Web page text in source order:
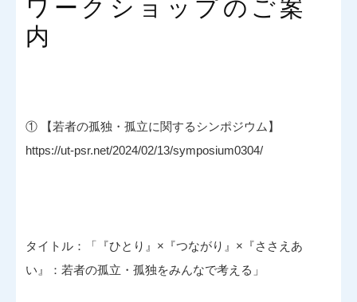
ワークショップのご案
内
① 【若者の孤独・孤立に関するシンポジウム】
https://ut-psr.net/2024/02/13/symposium0304/
タイトル：「『ひとり』×『つながり』×『ささえあ
い』：若者の孤立・孤独をみんなで考える」